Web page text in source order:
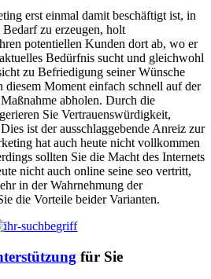
erst einmal damit beschäftigt ist, in
zu erzeugen, holt
potentiellen Kunden dort ab, wo er
Bedürfnis sucht und gleichwohl
zu Befriedigung seiner Wünsche
diesem Moment einfach schnell auf der
abholen. Durch die
Sie Vertrauenswürdigkeit,
ist der ausschlaggebende Anreiz zur
hat auch heute nicht vollkommen
sollten Sie die Macht des Internets
nicht auch online seine seo vertritt,
in der Wahrnehmung der
die Vorteile beider Varianten.
für Sie